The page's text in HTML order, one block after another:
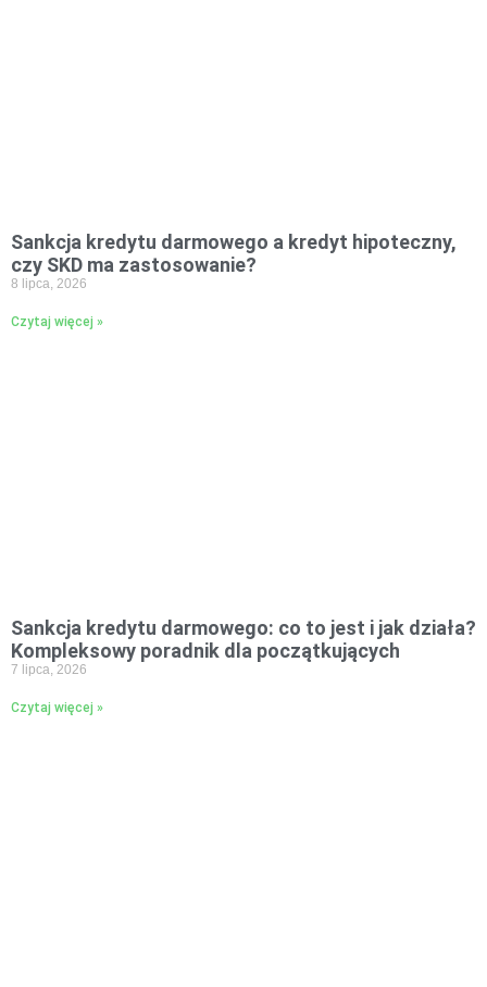
Sankcja kredytu darmowego a kredyt hipoteczny,
czy SKD ma zastosowanie?
8 lipca, 2026
Czytaj więcej »
Sankcja kredytu darmowego: co to jest i jak działa?
Kompleksowy poradnik dla początkujących
7 lipca, 2026
Czytaj więcej »